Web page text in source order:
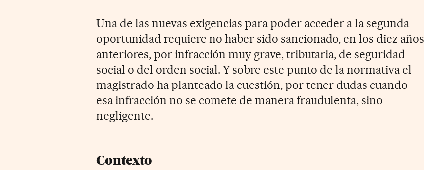
Una de las nuevas exigencias para poder acceder a la segunda
oportunidad requiere no haber sido sancionado, en los diez años
anteriores, por infracción muy grave, tributaria, de seguridad
social o del orden social. Y sobre este punto de la normativa el
magistrado ha planteado la cuestión, por tener dudas cuando
esa infracción no se comete de manera fraudulenta, sino
negligente.
Contexto